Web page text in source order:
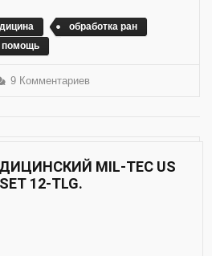
обработка ран
помощь
9 Комментариев
MIL-TEC US
12-TLG.